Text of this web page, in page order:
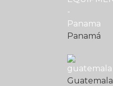
Panamá
Guatemala